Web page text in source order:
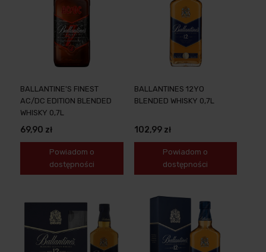
BALLANTINE'S FINEST
AC/DC EDITION BLENDED
WHISKY 0,7L
69,90 zł
Powiadom o
dostępności
BALLANTINES 12YO
BLENDED WHISKY 0,7L
102,99 zł
Powiadom o
dostępności